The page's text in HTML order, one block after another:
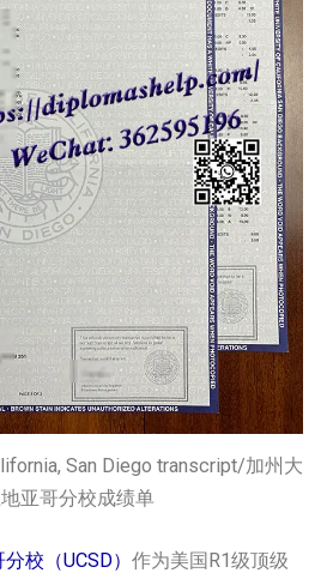
San Diego transcript/加州大
亚哥分校成绩单
校（UCSD） 作为美国R1级顶级